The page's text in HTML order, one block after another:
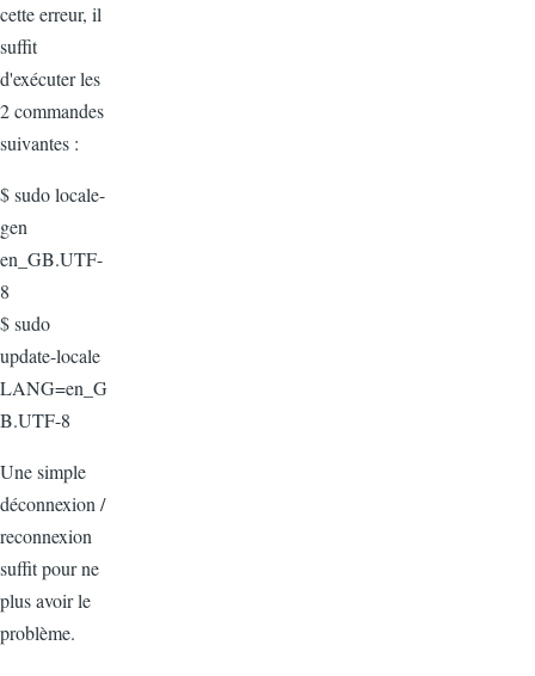
cette erreur, il
suffit
d'exécuter les
2 commandes
suivantes :
$ sudo locale-
gen
en_GB.UTF-
8
$ sudo
update-locale
LANG=en_G
B.UTF-8
Une simple
déconnexion /
reconnexion
suffit pour ne
plus avoir le
problème.